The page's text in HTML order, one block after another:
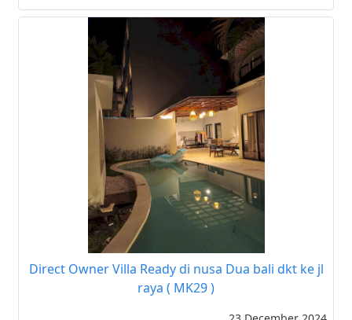
Direct Owner Villa Ready di nusa Dua bali dkt ke jl
raya ( MK29 )